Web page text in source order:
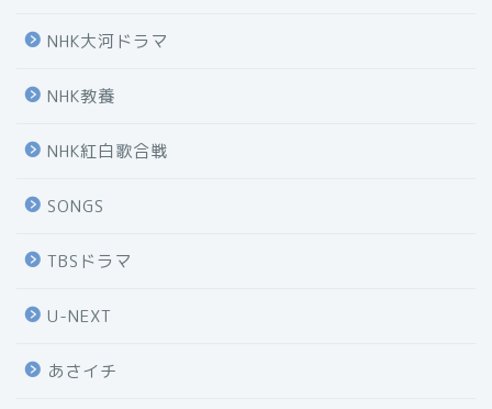
NHK大河ドラマ
NHK教養
NHK紅白歌合戦
SONGS
TBSドラマ
U-NEXT
あさイチ